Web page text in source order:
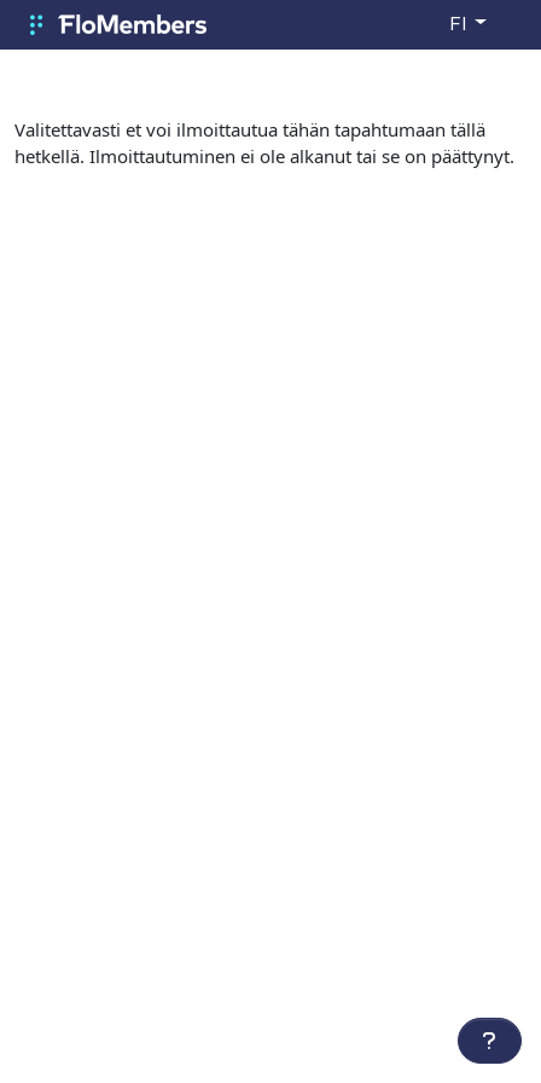
FloMembers FI
Valitettavasti et voi ilmoittautua tähän tapahtumaan tällä
hetkellä. Ilmoittautuminen ei ole alkanut tai se on päättynyt.